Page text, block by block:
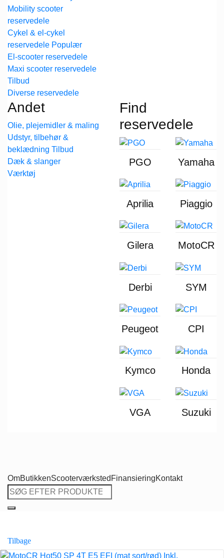
Mobility scooter
reservedele
Cykel & el-cykel
reservedele
El-scooter reservedele
Maxi scooter reservedele
Diverse reservedele
Andet
Olie, plejemidler & maling
Udstyr, tilbehør &
beklædning
Dæk & slanger
Værktøj
Find
reservedele
PGO Yamaha
Aprilia Piaggio
Gilera MotoCR
Derbi SYM
Peugeot CPI
Kymco Honda
VGA Suzuki
OmButikkenScooterværksted FinansieringKontakt
Søg
efter:
Tilbage